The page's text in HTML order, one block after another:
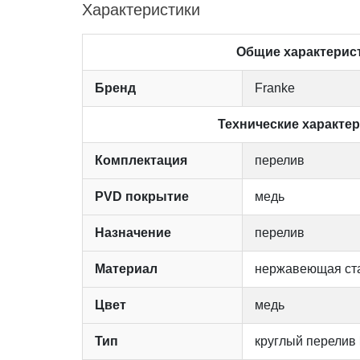
Характеристики
Общие
Бренд Franke
Технические
Комплектация перелив
PVD покрытие медь
Назначение перелив
Материал нержавеющая
Цвет медь
Тип круглый